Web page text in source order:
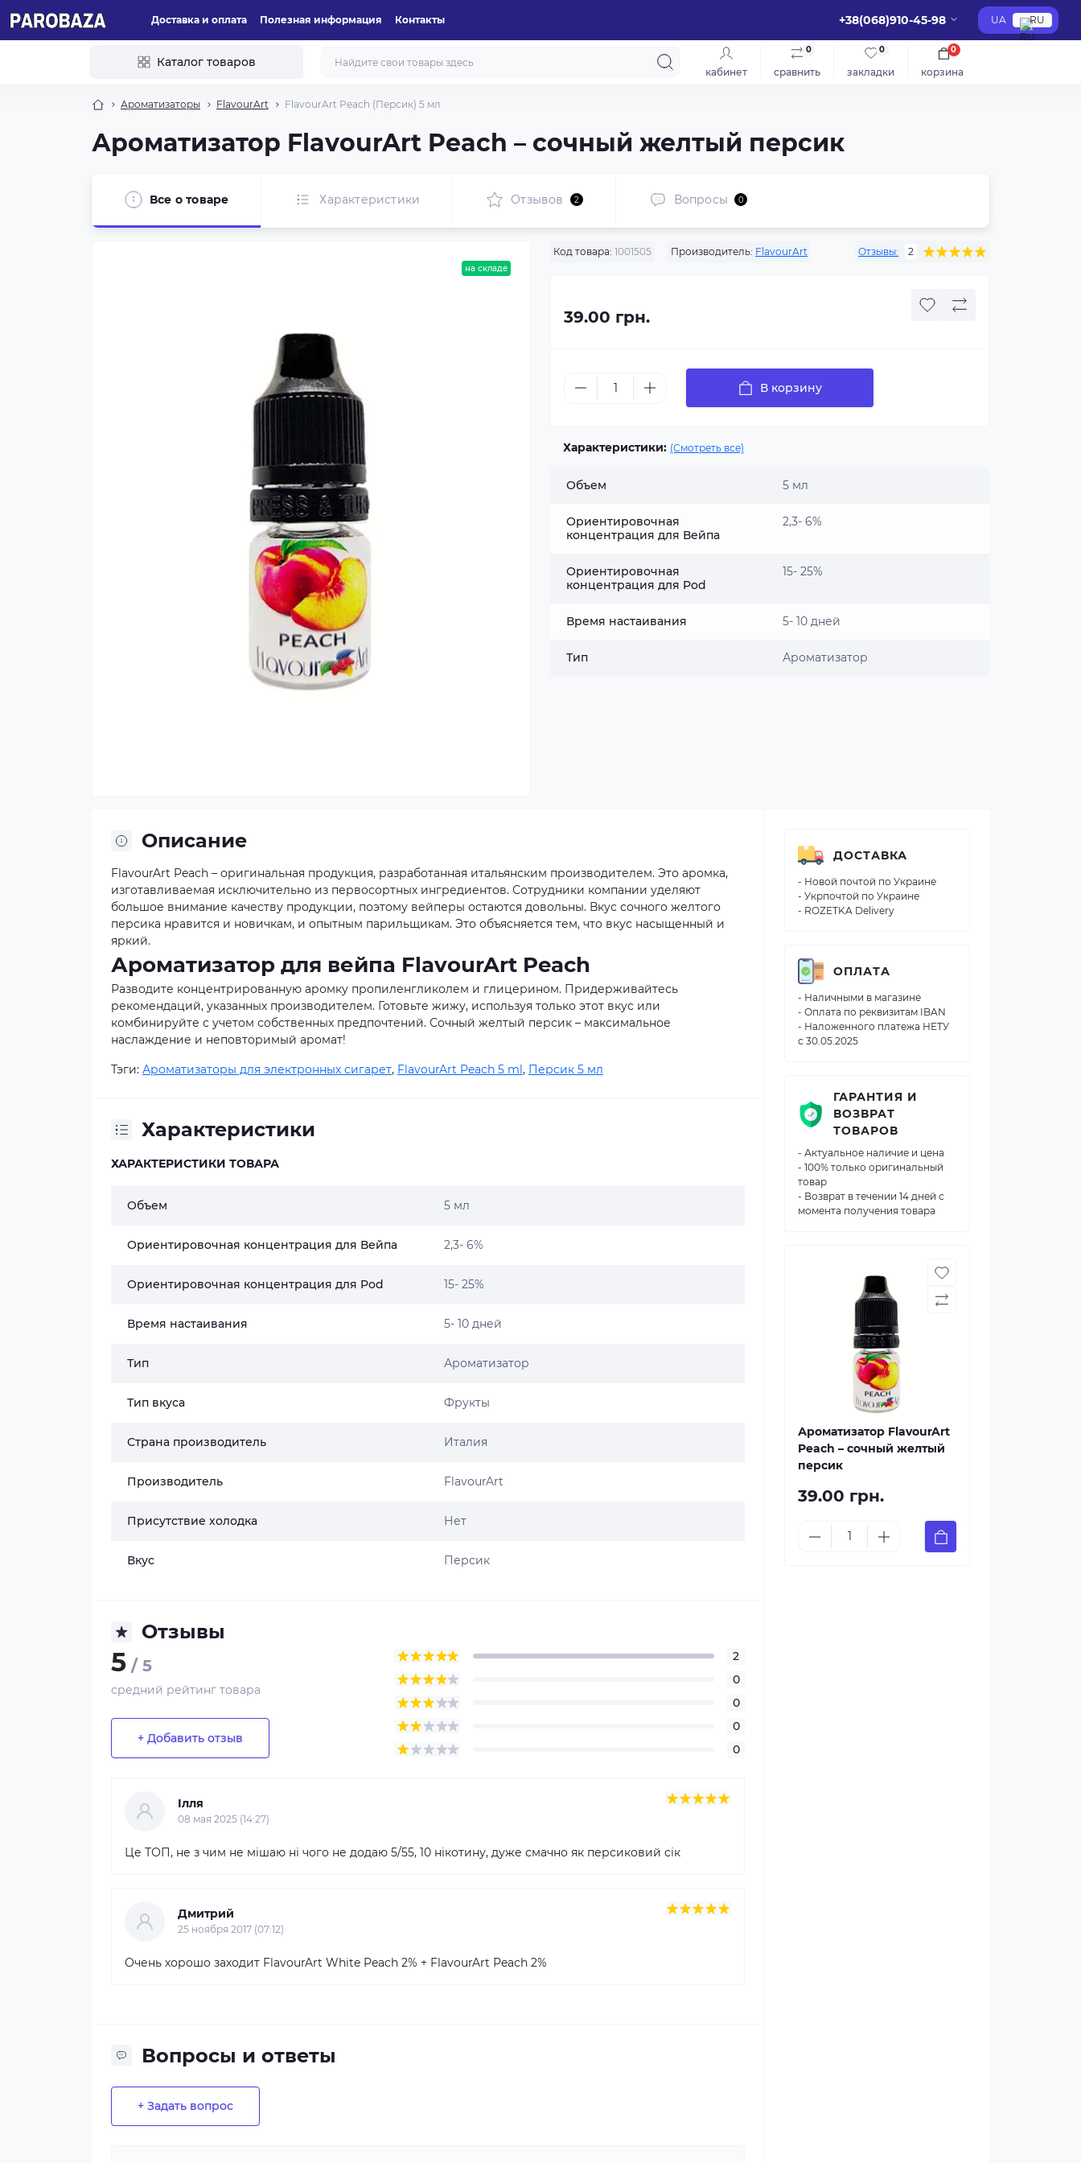
Доставка и оплата Полезная информация Контакты +38(068)910-45-98 UA RU
Каталог товаров
кабинет сравнить
0
закладки
0
корзина
0
Ароматизаторы FlavourArt FlavourArt Peach (Персик) 5 мл
Ароматизатор FlavourArt Peach – сочный желтый персик
Все о товаре Характеристики Отзывов 2 Вопросы 0
на складе
Код товара: 1001505 Производитель: FlavourArt Отзывы: 2
39.00 грн.
В корзину
Характеристики: (Смотреть все)
Объем 5 мл
Ориентировочная
концентрация для Вейпа
2,3- 6%
Ориентировочная
концентрация для Pod
15- 25%
Время настаивания 5- 10 дней
Тип Ароматизатор
Описание
FlavourArt Peach – оригинальная продукция, разработанная итальянским производителем. Это аромка,
изготавливаемая исключительно из первосортных ингредиентов. Сотрудники компании уделяют
большое внимание качеству продукции, поэтому вейперы остаются довольны. Вкус сочного желтого
персика нравится и новичкам, и опытным парильщикам. Это объясняется тем, что вкус насыщенный и
яркий.
Ароматизатор для вейпа FlavourArt Peach
Разводите концентрированную аромку пропиленгликолем и глицерином. Придерживайтесь
рекомендаций, указанных производителем. Готовьте жижу, используя только этот вкус или
комбинируйте с учетом собственных предпочтений. Сочный желтый персик – максимальное
наслаждение и неповторимый аромат!
Тэги: Ароматизаторы для электронных сигарет, FlavourArt Peach 5 ml, Персик 5 мл
Характеристики
ХАРАКТЕРИСТИКИ ТОВАРА
Объем 5 мл
Ориентировочная концентрация для Вейпа 2,3- 6%
Ориентировочная концентрация для Pod 15- 25%
Время настаивания 5- 10 дней
Тип Ароматизатор
Тип вкуса Фрукты
Страна производитель Италия
Производитель FlavourArt
Присутствие холодка Нет
Вкус Персик
Отзывы
5 / 5
средний рейтинг товара
+ Добавить отзыв
2
0
0
0
0
Ілля
08 мая 2025 (14:27)
Це ТОП, не з чим не мішаю ні чого не додаю 5/55, 10 нікотину, дуже смачно як персиковий сік
Дмитрий
25 ноября 2017 (07:12)
Очень хорошо заходит FlavourArt White Peach 2% + FlavourArt Peach 2%
Вопросы и ответы
+ Задать вопрос
ДОСТАВКА
- Новой почтой по Украине
- Укрпочтой по Украине
- ROZETKA Delivery
ОПЛАТА
- Наличными в магазине
- Оплата по реквизитам IBAN
- Наложенного платежа НЕТУ
с 30.05.2025
ГАРАНТИЯ И
ВОЗВРАТ
ТОВАРОВ
- Актуальное наличие и цена
- 100% только оригинальный
товар
- Возврат в течении 14 дней с
момента получения товара
Ароматизатор FlavourArt
Peach – сочный желтый
персик
39.00 грн.